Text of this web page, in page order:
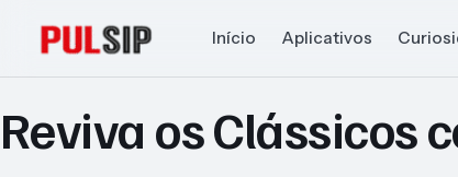
Início Aplicativos
Reviva os Clássicos